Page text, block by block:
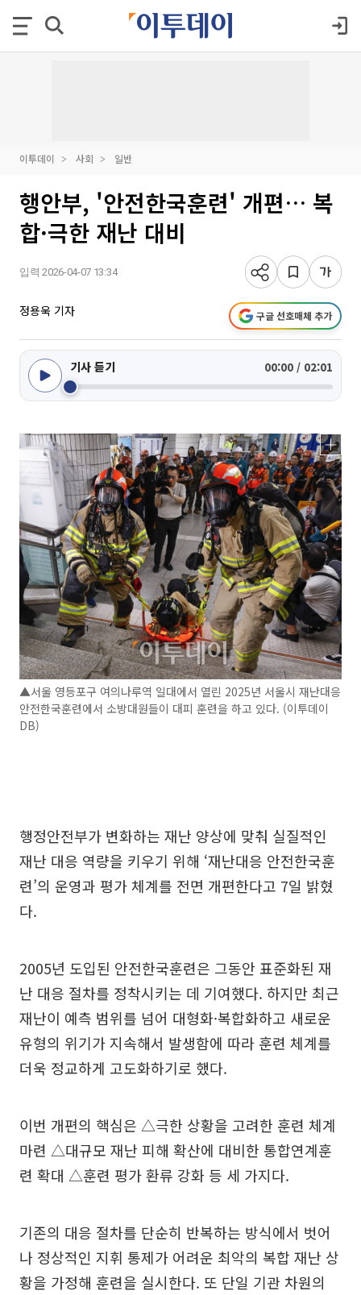
이투데이 사회 일반
행안부, '안전한국훈련' 개편… 복
합·극한 재난 대비
입력 2026-04-07 13:34
정용욱 기자 구글 선호매체 추가
기사 듣기 00:00 / 02:01
▲서울 영등포구 여의나루역 일대에서 열린 2025년 서울시 재난대응
안전한국훈련에서 소방대원들이 대피 훈련을 하고 있다. (이투데이
DB)
행정안전부가 변화하는 재난 양상에 맞춰 실질적인
재난 대응 역량을 키우기 위해 ‘재난대응 안전한국훈
련’의 운영과 평가 체계를 전면 개편한다고 7일 밝혔
다.
2005년 도입된 안전한국훈련은 그동안 표준화된 재
난 대응 절차를 정착시키는 데 기여했다. 하지만 최근
재난이 예측 범위를 넘어 대형화·복합화하고 새로운
유형의 위기가 지속해서 발생함에 따라 훈련 체계를
더욱 정교하게 고도화하기로 했다.
이번 개편의 핵심은 △극한 상황을 고려한 훈련 체계
마련 △대규모 재난 피해 확산에 대비한 통합연계훈
련 확대 △훈련 평가 환류 강화 등 세 가지다.
기존의 대응 절차를 단순히 반복하는 방식에서 벗어
나 정상적인 지휘 통제가 어려운 최악의 복합 재난 상
황을 가정해 훈련을 실시한다. 또 단일 기관 차원의